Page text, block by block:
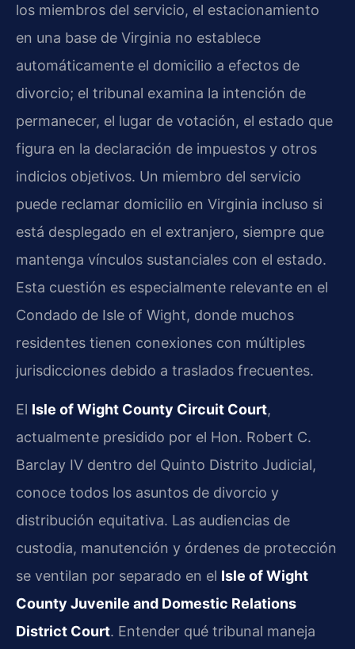
los miembros del servicio, el estacionamiento
en una base de Virginia no establece
automáticamente el domicilio a efectos de
divorcio; el tribunal examina la intención de
permanecer, el lugar de votación, el estado que
figura en la declaración de impuestos y otros
indicios objetivos. Un miembro del servicio
puede reclamar domicilio en Virginia incluso si
está desplegado en el extranjero, siempre que
mantenga vínculos sustanciales con el estado.
Esta cuestión es especialmente relevante en el
Condado de Isle of Wight, donde muchos
residentes tienen conexiones con múltiples
jurisdicciones debido a traslados frecuentes.
El Isle of Wight County Circuit Court,
actualmente presidido por el Hon. Robert C.
Barclay IV dentro del Quinto Distrito Judicial,
conoce todos los asuntos de divorcio y
distribución equitativa. Las audiencias de
custodia, manutención y órdenes de protección
se ventilan por separado en el Isle of Wight
County Juvenile and Domestic Relations
District Court. Entender qué tribunal maneja